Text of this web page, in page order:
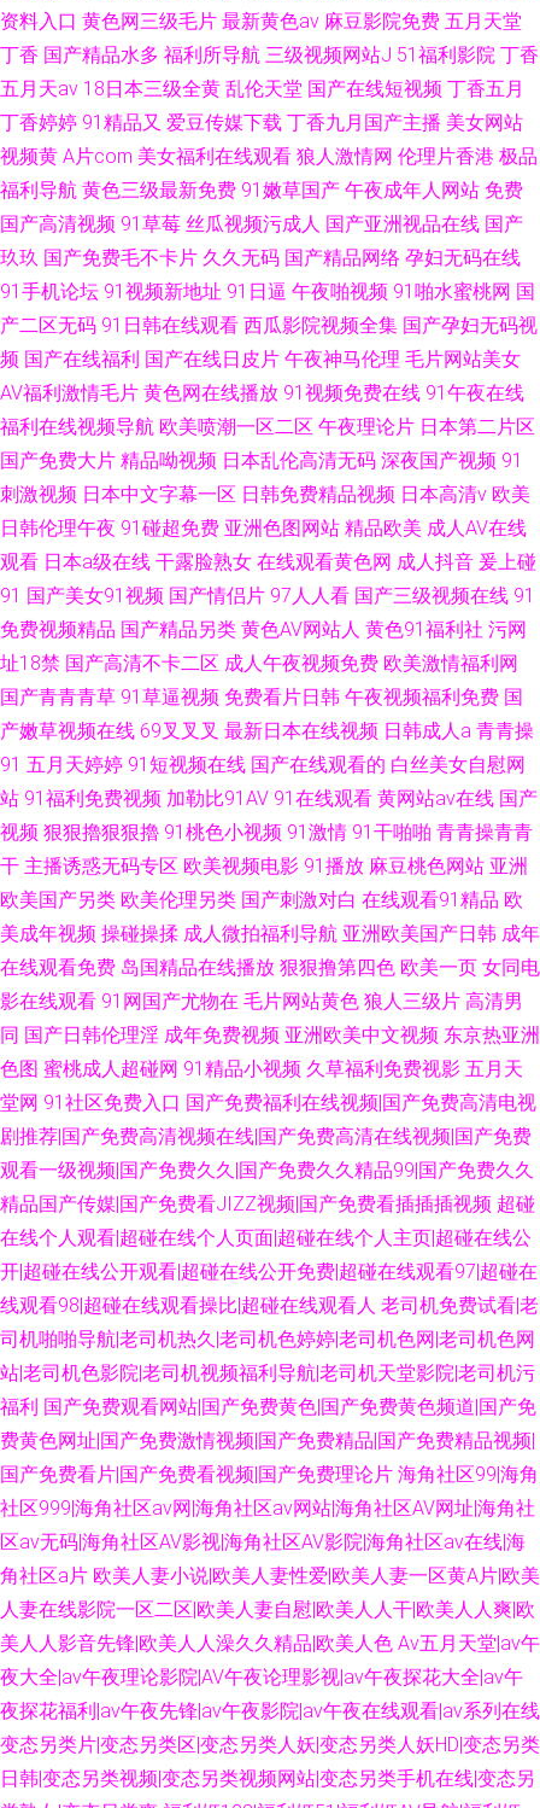
资料入口 黄色网三级毛片 最新黄色av 麻豆影院免费 五月天堂
丁香 国产精品水多 福利所导航 三级视频网站J 51福利影院 丁香
五月天av 18日本三级全黄 乱伦天堂 国产在线短视频 丁香五月
丁香婷婷 91精品又 爱豆传媒下载 丁香九月国产主播 美女网站
视频黄 A片com 美女福利在线观看 狼人激情网 伦理片香港 极品
福利导航 黄色三级最新免费 91嫩草国产 午夜成年人网站 免费
国产高清视频 91草莓 丝瓜视频污成人 国产亚洲视品在线 国产
玖玖 国产免费毛不卡片 久久无码 国产精品网络 孕妇无码在线
91手机论坛 91视频新地址 91日逼 午夜啪视频 91啪水蜜桃网 国
产二区无码 91日韩在线观看 西瓜影院视频全集 国产孕妇无码视
频 国产在线福利 国产在线日皮片 午夜神马伦理 毛片网站美女
AV福利激情毛片 黄色网在线播放 91视频免费在线 91午夜在线
福利在线视频导航 欧美喷潮一区二区 午夜理论片 日本第二片区
国产免费大片 精品呦视频 日本乱伦高清无码 深夜国产视频 91
刺激视频 日本中文字幕一区 日韩免费精品视频 日本高清v 欧美
日韩伦理午夜 91碰超免费 亚洲色图网站 精品欧美 成人AV在线
观看 日本a级在线 干露脸熟女 在线观看黄色网 成人抖音 爰上碰
91 国产美女91视频 国产情侣片 97人人看 国产三级视频在线 91
免费视频精品 国产精品另类 黄色AV网站人 黄色91福利社 污网
址18禁 国产高清不卡二区 成人午夜视频免费 欧美激情福利网
国产青青青草 91草逼视频 免费看片日韩 午夜视频福利免费 国
产嫩草视频在线 69叉叉叉 最新日本在线视频 日韩成人a 青青操
91 五月天婷婷 91短视频在线 国产在线观看的 白丝美女自慰网
站 91福利免费视频 加勒比91AV 91在线观看 黄网站av在线 国产
视频 狠狠擼狠狠擼 91桃色小视频 91激情 91干啪啪 青青操青青
干 主播诱惑无码专区 欧美视频电影 91播放 麻豆桃色网站 亚洲
欧美国产另类 欧美伦理另类 国产刺激对白 在线观看91精品 欧
美成年视频 操碰操揉 成人微拍福利导航 亚洲欧美国产日韩 成年
在线观看免费 岛国精品在线播放 狠狠撸第四色 欧美一页 女同电
影在线观看 91网国产尤物在 毛片网站黄色 狼人三级片 高清男
同 国产日韩伦理淫 成年免费视频 亚洲欧美中文视频 东京热亚洲
色图 蜜桃成人超碰网 91精品小视频 久草福利免费视影 五月天
堂网 91社区免费入口 国产免费福利在线视频|国产免费高清电视
剧推荐|国产免费高清视频在线|国产免费高清在线视频|国产免费
观看一级视频|国产免费久久|国产免费久久精品99|国产免费久久
精品国产传媒|国产免费看JIZZ视频|国产免费看插插插视频 超碰
在线个人观看|超碰在线个人页面|超碰在线个人主页|超碰在线公
开|超碰在线公开观看|超碰在线公开免费|超碰在线观看97|超碰在
线观看98|超碰在线观看操比|超碰在线观看人 老司机免费试看|老
司机啪啪导航|老司机热久|老司机色婷婷|老司机色网|老司机色网
站|老司机色影院|老司机视频福利导航|老司机天堂影院|老司机污
福利 国产免费观看网站|国产免费黄色|国产免费黄色频道|国产免
费黄色网址|国产免费激情视频|国产免费精品|国产免费精品视频|
国产免费看片|国产免费看视频|国产免费理论片 海角社区99|海角
社区999|海角社区av网|海角社区av网站|海角社区AV网址|海角社
区av无码|海角社区AV影视|海角社区AV影院|海角社区av在线|海
角社区a片 欧美人妻小说|欧美人妻性爱|欧美人妻一区黄A片|欧美
人妻在线影院一区二区|欧美人妻自慰|欧美人人干|欧美人人爽|欧
美人人影音先锋|欧美人人澡久久精品|欧美人色 Av五月天堂|av午
夜大全|av午夜理论影院|AV午夜论理影视|av午夜探花大全|av午
夜探花福利|av午夜先锋|av午夜影院|av午夜在线观看|av系列在线
变态另类片|变态另类区|变态另类人妖|变态另类人妖HD|变态另类
日韩|变态另类视频|变态另类视频网站|变态另类手机在线|变态另